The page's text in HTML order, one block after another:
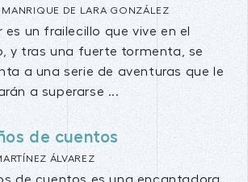
MANRIQUE DE LARA GONZÁLEZ
es un frailecillo que vive en el
y tras una fuerte tormenta, se
a una serie de aventuras que le
a superarse ...
de cuentos
ÁLVAREZ
de cuentos es una encantadora